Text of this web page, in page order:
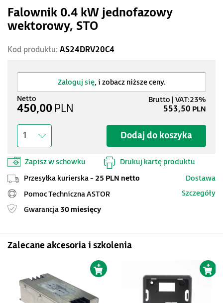
Falownik 0.4 kW jednofazowy
wektorowy, STO
Kod produktu: AS24DRV20C4
Zaloguj się, i zobacz niższe ceny.
Dodaj do koszyka
1
Zapisz w schowku Drukuj kartę produktu
450,00 PLN 553,50 PLN
Przesyłka kurierska - 25 PLN netto
Dostawa
Pomoc Techniczna ASTOR
Szczegóły
Gwarancja 30 miesięcy
Zalecane akcesoria i szkolenia